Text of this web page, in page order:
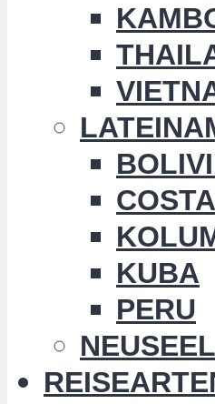
KUBA
PERU